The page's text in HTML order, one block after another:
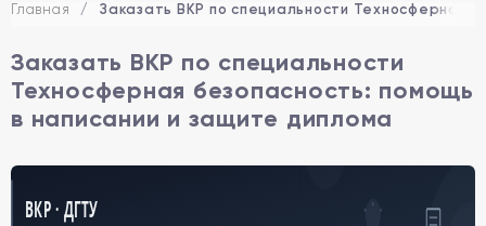
Главная / Заказать ВКР по специальности Техносферная
Заказать ВКР по специальности
Техносферная безопасность: помощь
в написании и защите диплома
ВКР · ДГТУ